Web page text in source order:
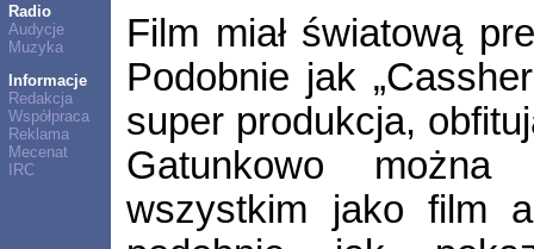
Radio
Audycje
Muzyka
Informacje
Redakcja
Współpraca
Reklama
Mecenat
IRC
Film miał światową
Podobnie jak
super produkcja,
Gatunkowo
wszystkim jako film